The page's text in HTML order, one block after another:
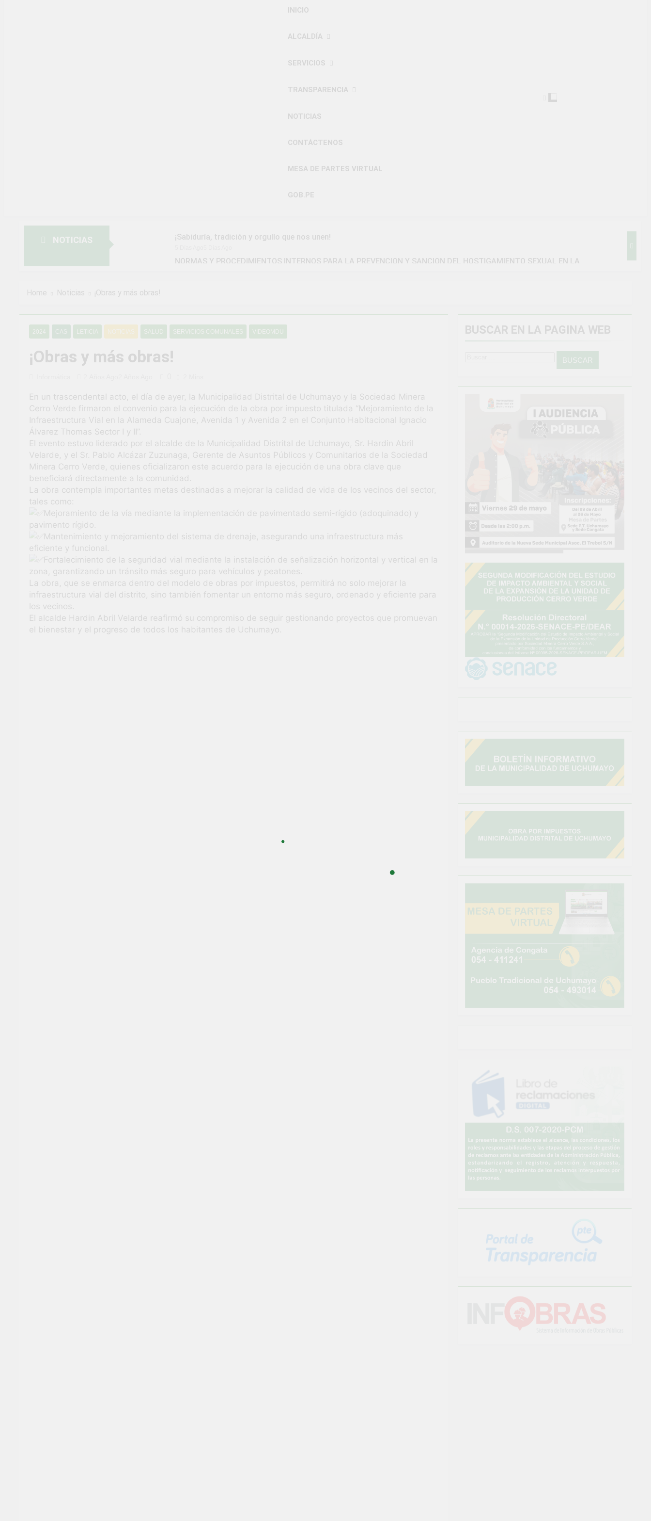
INICIO
ALCALDÍA
SERVICIOS
TRANSPARENCIA
NOTICIAS
CONTÁCTENOS
MESA DE PARTES VIRTUAL
GOB.PE
NOTICIAS ¡Sabiduría, tradición y orgullo que nos unen!
NORMAS Y PROCEDIMIENTOS INTERNOS PARA LA PREVENCION Y SANCION DEL HOSTIGAMIENTO SEXUAL EN LA
¡Uchumayo vivió una verdadera fiesta de civismo y patriotismo!
3 Semanas Ago
¡Desfile Cívico Escolar y Militar en Uchumayo! ¡Embanderamiento general en Uchumayo!
TALLER DE HABILIDADES BLANDAS PARA EL ÉXITO LABORAL: PENSAMIENTO CRÍTICO Y SOLUCIÓN DE PROBLEMAS
4 Semanas Ago
Vivamos con orgullo nuestras Fiestas Patrias!
¡El talento brilló en el escenario del Festival del Chimbango!
1 Mes Ago
Home Noticias ¡Obras y más obras!
2024 CAS LETICIA NOTICIAS SALUD SERVICIOS COMUNALES VIDEOMDU
¡Obras y más obras!
En un trascendental acto, el día de ayer, la Municipalidad Distrital de Uchumayo y la Sociedad Minera
Cerro Verde firmaron el convenio para la ejecución de la obra por impuesto titulada “Mejoramiento de la
Infraestructura Vial en la Alameda Cuajone, Avenida 1 y Avenida 2 en el Conjunto Habitacional Ignacio
Álvarez Thomas Sector I y II”.
El evento estuvo liderado por el alcalde de la Municipalidad Distrital de Uchumayo, Sr. Hardin Abril
Velarde, y el Sr. Pablo Alcázar Zuzunaga, Gerente de Asuntos Públicos y Comunitarios de la Sociedad
Minera Cerro Verde, quienes oficializaron este acuerdo para la ejecución de una obra clave que
beneficiará directamente a la comunidad.
La obra contempla importantes metas destinadas a mejorar la calidad de vida de los vecinos del sector,
tales como:
Mejoramiento de la vía mediante la implementación de pavimentado semi-rígido (adoquinado) y
pavimento rígido.
Mantenimiento y mejoramiento del sistema de drenaje, asegurando una infraestructura más
eficiente y funcional.
Fortalecimiento de la seguridad vial mediante la instalación de señalización horizontal y vertical en la
zona, garantizando un tránsito más seguro para vehículos y peatones.
La obra, que se enmarca dentro del modelo de obras por impuestos, permitirá no solo mejorar la
infraestructura vial del distrito, sino también fomentar un entorno más seguro, ordenado y eficiente para
los vecinos.
El alcalde Hardin Abril Velarde reafirmó su compromiso de seguir gestionando proyectos que promuevan
el bienestar y el progreso de todos los habitantes de Uchumayo.
BUSCAR EN LA PAGINA WEB